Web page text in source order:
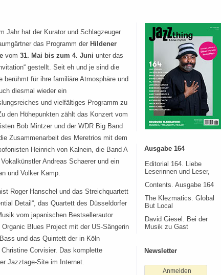
Jahr hat der Kurator und Schlagzeuger
das Programm der Hildener
vom 31. Mai bis zum 4. Juni unter das
gestellt. Seit eh und je sind die
berühmt für ihre familiäre Atmosphäre und
diesmal wieder ein
und vielfältiges Programm zu
den Höhepunkten zählt das Konzert vom
Bob Mintzer und der WDR Big Band
Zusammenarbeit des Meretrios mit dem
Heinrich von Kalnein, die Band A
Andreas Schaerer und ein
und Volker Kamp.
Roger Hanschel und das Streichquartett
Detail“, das Quartett des Düsseldorfer
vom japanischen Bestsellerautor
Blues Project mit der US-Sängerin
und das Quintett der in Köln
Corvisier. Das komplette
Jazztage-Site im Internet.
Ausgabe 164
Editorial 164. Liebe
Leserinnen und Leser,
Contents. Ausgabe 164
The Klezmatics. Global
But Local
David Giesel. Bei der
Musik zu Gast
Newsletter
Anmelden